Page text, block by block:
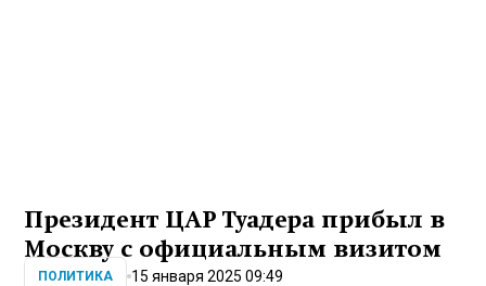
Президент ЦАР Туадера прибыл в
Москву с официальным визитом
ПОЛИТИКА 15 января 2025 09:49